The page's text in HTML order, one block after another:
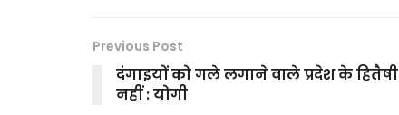
Previous Post
दंगाइयों को गले लगाने वाले प्रदेश के हितैषी
नहीं : योगी